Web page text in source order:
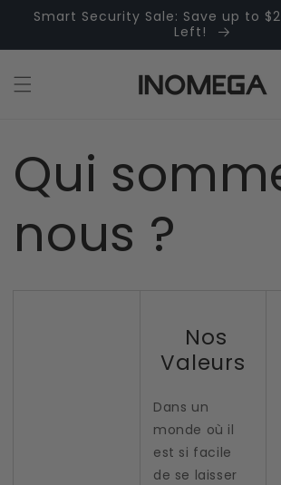
Skip to
content
Smart Security Sale: Save up to
Left!
Qui
nous ?
Nos
Valeurs
Dans un
monde où il
est si facile
de se laisser